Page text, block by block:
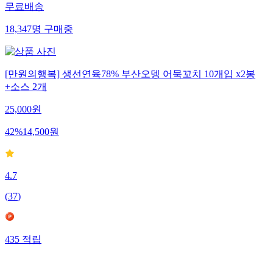
무료배송
18,347명 구매중
[만원의행복] 생선연육78% 부산오뎅 어묵꼬치 10개입 x2봉
+소스 2개
25,000원
42%14,500원
4.7
(37)
435 적립